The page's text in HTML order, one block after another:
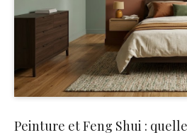
Peinture et Feng Shui :